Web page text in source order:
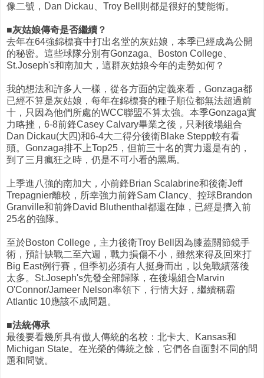
像二號，Dan Dickau、Troy Bell則都是很好的雙能衛。
■灰姑娘傳奇是否繼續？
去年在64強錦標賽中打出名堂的灰姑娘，本季已經成為公開
的秘密。這些球隊分別有Gonzaga、Boston College、
St.Joseph's和南加大，這群灰姑娘今年的走勢如何？
我的想法和許多人一樣，從各方面的定義來看，Gonzaga都
已經不算是灰姑娘，每年在錦標賽的種子順位都無法超過前
十，只因為他們所處的WCC聯盟不算太強。本季Gonzaga實
力略挫，6-8前鋒Casey Calvary畢業之後，只剩後場組合
Dan Dickau(大四)和6-4大二得分後衛Blake Stepp較有看
頭。Gonzaga排不上Top25，但前三十名的實力還是有的，
到了三月瘋狂之時，仍是不可小看的黑馬。
上季進八強的南加大，小前鋒Brian Scalabrine和後衛Jeff
Trepagnier離校，所幸強力前鋒Sam Clancy、控球Brandon
Granville和前鋒David Bluthenthal都還在陣，已經是擠入前
25名的強隊。
至於Boston College，主力後衛Troy Bell因為膝蓋關節鏡手
術，預計缺戰二至六週，戰力損傷不小，雖然來得及回來打
Big East例行賽，但季初必須有人挺身而出，以免戰績落後
太多。St.Joseph's先發全部歸隊，在後場組合Marvin
O'Connor/Jameer Nelson率領下，行情大好，繼續稱霸
Atlantic 10應該不成問題。
■法統傳承
最後要看幾所具有傲人傳統的名校：北卡大、Kansas和
Michigan State。在光榮的傳統之餘，它們各自面對不同的問
題和問號。